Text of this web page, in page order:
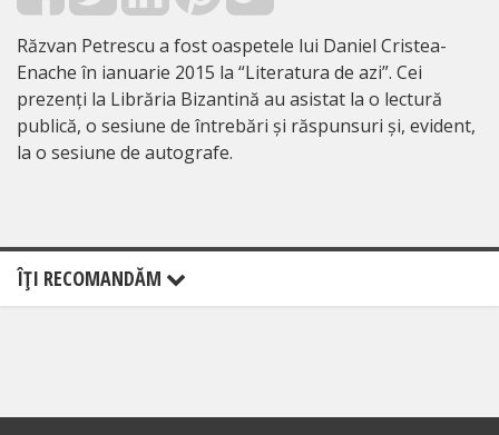
Răzvan Petrescu a fost oaspetele lui Daniel Cristea-
Enache în ianuarie 2015 la “Literatura de azi”. Cei
prezenți la Librăria Bizantină au asistat la o lectură
publică, o sesiune de întrebări și răspunsuri și, evident,
la o sesiune de autografe.
ÎŢI RECOMANDĂM